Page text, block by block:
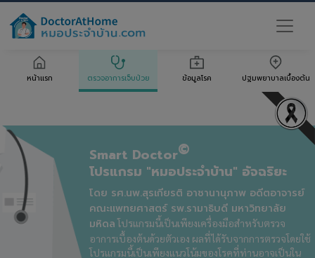
หน้าแรก ตรวจอาการเจ็บป่วย ข้อมูลโรค ปฐมพยาบาลเบื้องต้น
Smart Doctor©
โปรแกรม "หมอประจำบ้าน" อัจฉริยะ
โดย รศ.นพ.สุรเกียรติ อาชานานุภาพ อดีตอาจารย์
คณะแพทยศาสตร์ รพ.รามาธิบดี มหาวิทยาลัย
มหิดลโปรแกรมนี้เป็นเพียงเครื่องมือสำหรับตรวจ
อาการเบื้องต้นด้วยตัวเอง ผลที่ได้รับจากการตรวจโดยใช้
โปรแกรมนี้เป็นเพียงแนวโน้มของโรคที่ท่านอาจเป็นใน